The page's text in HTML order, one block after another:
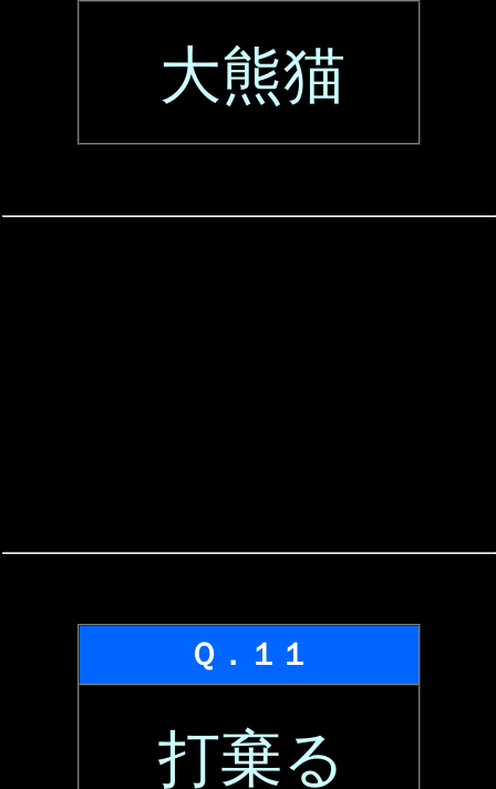
大熊猫
Ｑ．１１
打棄る